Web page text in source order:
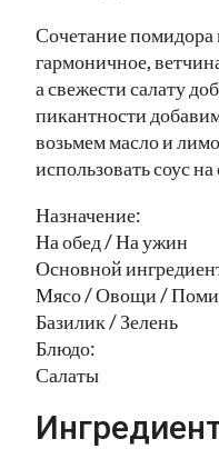
Сочетание помидора
гармоничное,
а свежести салату
пикантности
возьмем масло и
использовать соус
Назначение:
На обед / На ужин
Основной
Мясо / Овощи /
Базилик / Зелень
Блюдо:
Салаты